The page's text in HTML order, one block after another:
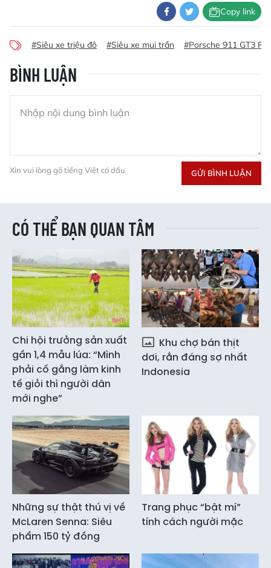
Copy link
#Siêu xe triệu đô #Siêu xe mui trần #Porsche 911 GT3 RS
BÌNH LUẬN
Xin vui lòng gõ tiếng Việt có dấu GỬI BÌNH LUẬN
CÓ THỂ BẠN QUAN TÂM
Chi hội trưởng sản xuất
gần 1,4 mẫu lúa: “Mình
phải cố gắng làm kinh
tế giỏi thì người dân
mới nghe”
Khu chợ bán thịt
dơi, rắn đáng sợ nhất
Indonesia
Những sự thật thú vị về
McLaren Senna: Siêu
phẩm 150 tỷ đồng
Trang phục “bật mí”
tính cách người mặc